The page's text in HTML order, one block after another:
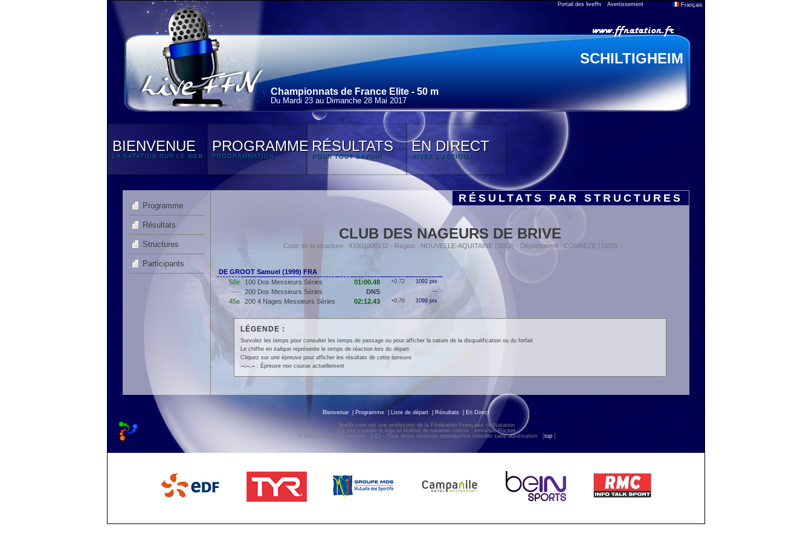
Portail des liveffn Avertissement Français
SCHILTIGHEIM
Championnats de France Elite - 50 m
Du Mardi 23 au Dimanche 28 Mai 2017
BIENVENUE
LA NATATION SUR LE WEB
PROGRAMME
PROGRAMMATION
RÉSULTATS
POUR TOUT SAVOIR
EN DIRECT
VIVEZ L'ACTION !
Programme
Résultats
Structures
Participants
RÉSULTATS PAR STRUCTURES
CLUB DES NAGEURS DE BRIVE
Code de la structure : 43301900132 - Région : NOUVELLE-AQUITAINE (3002) - Département : CORRÈZE (1603)
DE GROOT Samuel (1999) FRA
58e
100 Dos Messieurs Séries 01:00.48 +0.72 1092 pts
--- 200 Dos Messieurs Séries DNS ---
45e 200 4 Nages Messieurs Séries 02:12.43 +0.76 1099 pts
LÉGENDE :
Survolez les temps pour consulter les temps de passage ou pour afficher la nature de la disqualification ou du forfait
Le chiffre en italiquereprésente le temps de réaction lors du départ
Cliquez sur une épreuve pour afficher les résultats de cette épreuve
--:--.--: Épreuve non courue actuellement
Bienvenue Programme Liste de départ Résultats En Direct
liveffn.com est une production de la Fédération Française de Natation
Ce site exploite le logiciel fédéral de natation course : extraNat-Pocket
© 2011 liveffn.com version : 2.01 - Tous droits réservés reproduction interdite sans autorisation
[top ]